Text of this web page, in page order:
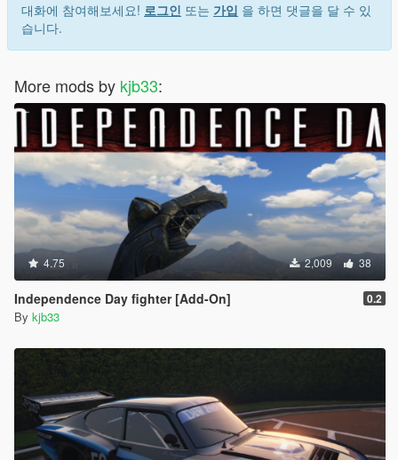
대화에 참여해보세요! 로그인 또는 가입 을 하면 댓글을 달 수 있
습니다.
More mods by kjb33:
4.75 2,009 38
Independence Day fighter [Add-On] 0.2
By kjb33